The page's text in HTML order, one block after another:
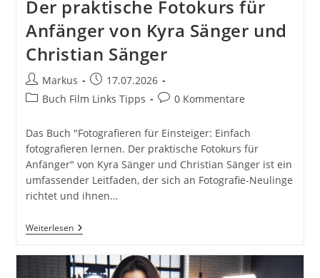
Der praktische Fotokurs für
Anfänger von Kyra Sänger und
Christian Sänger
Beitrags-
Autor:
Markus
Beitrag
veröffentlicht:
17.07.2026
Beitrags-
Buch Film Links Tipps
Beitrags-
0 Kommentare
Das Buch "Fotografieren für Einsteiger: Einfach
fotografieren lernen. Der praktische Fotokurs für
Anfänger" von Kyra Sänger und Christian Sänger ist ein
umfassender Leitfaden, der sich an Fotografie-Neulinge
richtet und ihnen…
WeiterlesenFotografieren
Für
Einfach
Fotografieren